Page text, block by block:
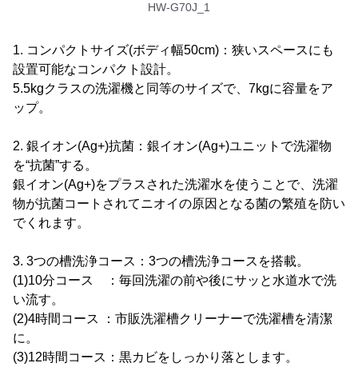
HW-G70J_1
1. コンパクトサイズ(ボディ幅50cm)：狭いスペースにも
設置可能なコンパクト設計。
5.5kgクラスの洗濯機と同等のサイズで、7kgに容量をア
ップ。
2. 銀イオン(Ag+)抗菌：銀イオン(Ag+)ユニットで洗濯物
を“抗菌”する。
銀イオン(Ag+)をプラスされた洗濯水を使うことで、洗濯
物が抗菌コートされてニオイの原因となる菌の繁殖を防い
でくれます。
3. 3つの槽洗浄コース：3つの槽洗浄コースを搭載。
(1)10分コース ：毎回洗濯の前や後にサッと水道水で洗
い流す。
(2)4時間コース ：市販洗濯槽クリーナーで洗濯槽を清潔
に。
(3)12時間コース：黒カビをしっかり落とします。